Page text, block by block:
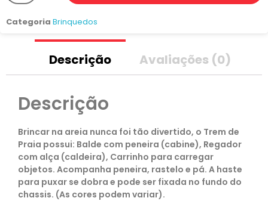
Categoria Brinquedos
Descrição Avaliações (0)
Descrição
Brincar na areia nunca foi tão divertido, o Trem de
Praia possui: Balde com peneira (cabine), Regador
com alça (caldeira), Carrinho para carregar
objetos. Acompanha peneira, rastelo e pá. A haste
para puxar se dobra e pode ser fixada no fundo do
chassis. (As cores podem variar).